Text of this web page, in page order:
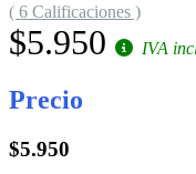
( 6 Calificaciones )
$5.950 IVA
Precio
$5.950